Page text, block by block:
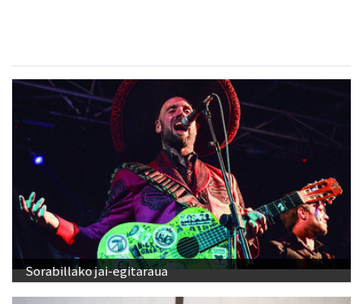
Sorabillako jai-egitaraua